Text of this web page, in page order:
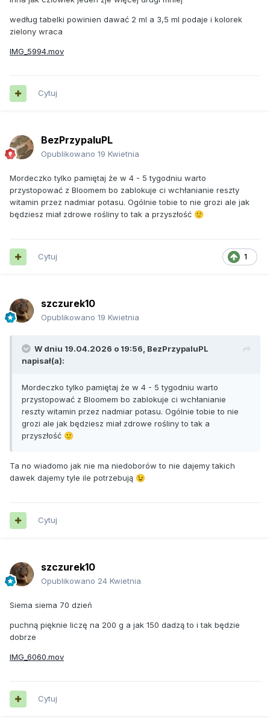
według tabelki powinien dawać 2 ml a 3,5 ml podaje i kolorek
zielony wraca
IMG_5994.mov
Cytuj
BezPrzypaluPL
Opublikowano 19 Kwietnia
Mordeczko tylko pamiętaj że w 4 - 5 tygodniu warto
przystopować z Bloomem bo zablokuje ci wchłanianie reszty
witamin przez nadmiar potasu. Ogólnie tobie to nie grozi ale jak
będziesz miał zdrowe rośliny to tak a przyszłość 🙂
1
Cytuj
szczurek10
Opublikowano 19 Kwietnia
W dniu 19.04.2026 o 19:56, BezPrzypaluPL
napisał(a):
Mordeczko tylko pamiętaj że w 4 - 5 tygodniu warto
przystopować z Bloomem bo zablokuje ci wchłanianie
reszty witamin przez nadmiar potasu. Ogólnie tobie to nie
grozi ale jak będziesz miał zdrowe rośliny to tak a
przyszłość 🙂
Ta no wiadomo jak nie ma niedoborów to nie dajemy takich
dawek dajemy tyle ile potrzebują 😉
Cytuj
szczurek10
Opublikowano 24 Kwietnia
Siema siema 70 dzień
puchną pięknie liczę na 200 g a jak 150 dadzą to i tak będzie
dobrze
IMG_6060.mov
Cytuj